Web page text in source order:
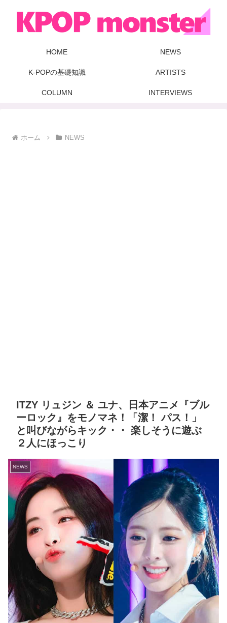
HOME NEWS
K-POPの基礎知識 ARTISTS
COLUMN INTERVIEWS
ホーム NEWS
ITZY リュジン ＆ ユナ、日本アニメ『ブル
ーロック』をモノマネ！「潔！ パス！」
と叫びながらキック・・ 楽しそうに遊ぶ
２人にほっこり
NEWS